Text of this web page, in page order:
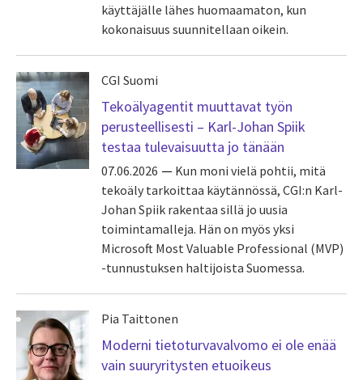
käyttäjälle lähes huomaamaton, kun
kokonaisuus suunnitellaan oikein.
CGI Suomi
Tekoälyagentit muuttavat työn
perusteellisesti – Karl-Johan Spiik
testaa tulevaisuutta jo tänään
07.06.2026
Kun moni vielä pohtii, mitä
tekoäly tarkoittaa käytännössä, CGI:n Karl-
Johan Spiik rakentaa sillä jo uusia
toimintamalleja. Hän on myös yksi
Microsoft Most Valuable Professional (MVP)
-tunnustuksen haltijoista Suomessa.
Pia Taittonen
Moderni tietoturvavalvomo ei ole enää
vain suuryritysten etuoikeus